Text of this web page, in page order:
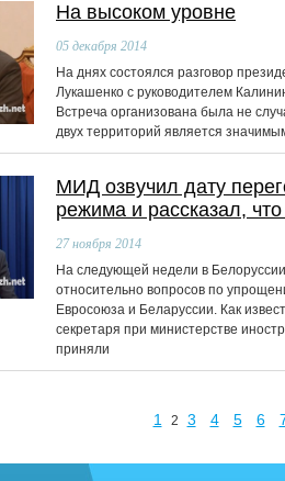
На высоком уровне
05 декабря 2014
На днях состоялся разговор
Лукашенко с руководителем
Встреча организована была не
двух территорий является
МИД озвучил дату
режима и рассказал,
27 ноября 2014
На следующей недели в
относительно вопросов по
Евросоюза и Беларуссии. Как
секретаря при министерстве
приняли
1 2 3 4 5 6